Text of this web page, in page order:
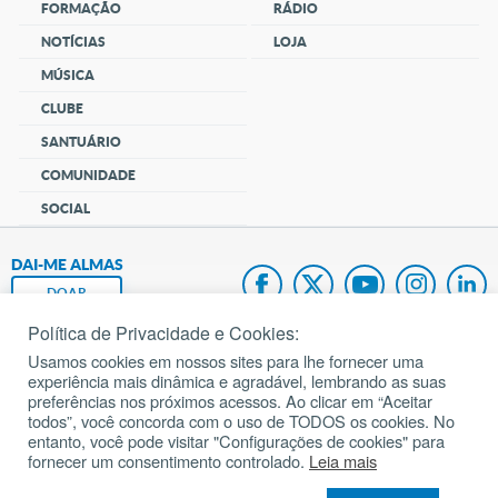
FORMAÇÃO
NOTÍCIAS
MÚSICA
CLUBE
SANTUÁRIO
COMUNIDADE
SOCIAL
RÁDIO
LOJA
DAI-ME ALMAS
DOAR
Fundação João Paulo II
Pedido de Oração
Mapa do site
Política de Privacidade e Cookies:
Usamos cookies em nossos sites para lhe fornecer uma
experiência mais dinâmica e agradável, lembrando as suas
preferências nos próximos acessos. Ao clicar em “Aceitar
todos”, você concorda com o uso de TODOS os cookies. No
entanto, você pode visitar "Configurações de cookies" para
fornecer um consentimento controlado. Leia mais